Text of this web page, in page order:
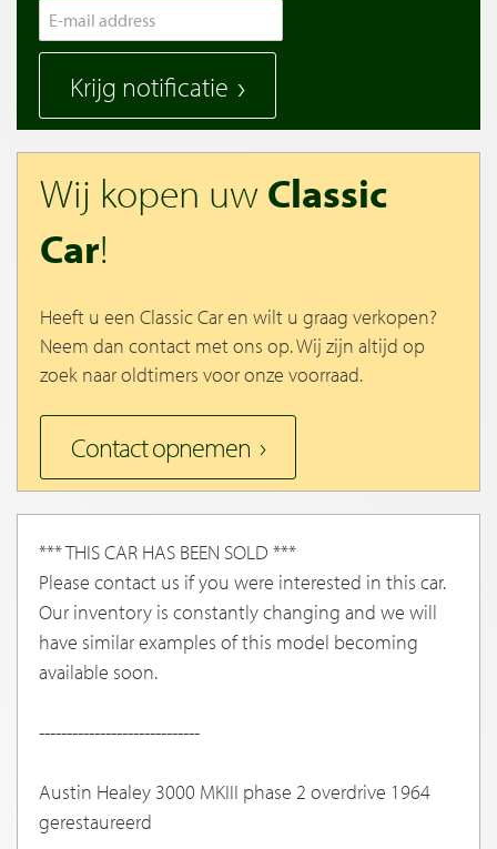
Krijg notificatie
Wij kopen uwClassic
Car!
Heeft u een Classic Car en wilt u graag verkopen?
Neem dan contact met ons op. Wij zijn altijd op
zoek naar oldtimers voor onze voorraad.
Contact opnemen
*** THIS CAR HAS BEEN SOLD ***
Please contact us if you were interested in this car.
Our inventory is constantly changing and we will
have similar examples of this model becoming
available soon.
-----------------------------
Austin Healey 3000 MKIII phase 2 overdrive 1964
gerestaureerd